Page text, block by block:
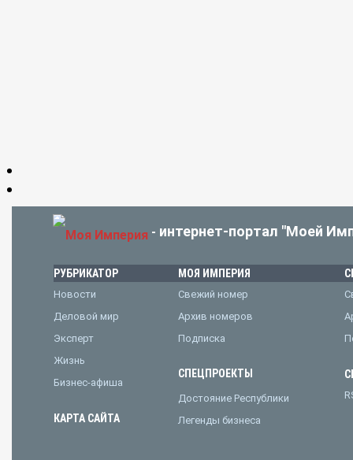
- интернет-портал "Моей
РУБРИКАТОР
Новости
Деловой мир
Эксперт
Жизнь
Бизнес-афиша
КАРТА САЙТА
МОЯ ИМПЕРИЯ
Свежий номер
Архив номеров
Подписка
СПЕЦПРОЕКТЫ
Достояние Республики
Легенды бизнеса